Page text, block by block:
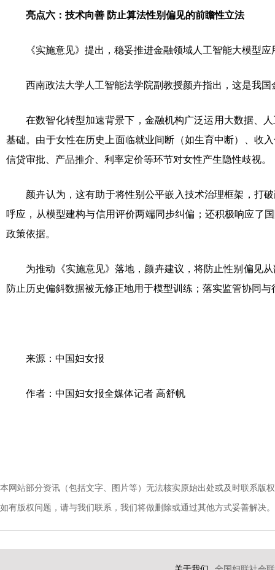
亮点六：技术向善 防止算法性别偏见的前瞻性立法
《实施意见》提出，稳妥推进金融领域人工智能大模型
西南政法大学人工智能法学院副教授颜卉指出，这是我
在数智化转型加速背景下，金融机构广泛运用大数据、
基础。由于女性在历史上面临就业间断（如生育中断）、收
信贷审批、产品推介、利率定价等环节对女性产生隐性歧视。
颜卉认为，这有助于将性别公平嵌入技术治理框架，打
呼应，从模型建构与信用评价两端同步纠偏；还积极响应了
政策依据。
为推动《实施意见》落地，颜卉建议，将防止性别偏见
防止历史偏斜数据被无修正地用于模型训练；落实监管协同与
来源：中国妇女报
作者：中国妇女报全媒体记者 高舒帆
本网站部分资讯（包括文字、图片等）无法核实原始出处或及时联系版
如有版权问题，请与我们联系，我们将做删除或通过其他方式妥善解决。